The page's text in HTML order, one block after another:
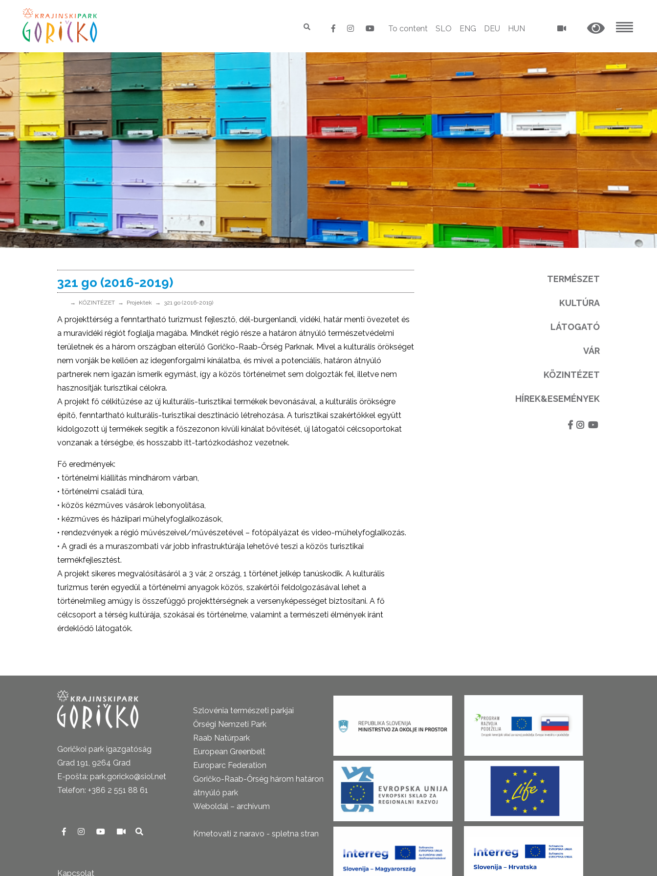
To content SLO ENG DEU HUN
321 go (2016-2019)
KÖZINTÉZET Projektek 321 go (2016-2019)
A projekttérség a fenntartható turizmust fejlesztő, dél-burgenlandi, vidéki, határ menti övezetet és
a muravidéki régiót foglalja magába. Mindkét régió része a határon átnyúló természetvédelmi
területnek és a három országban elterülő Goričko-Raab-Őrség Parknak. Mivel a kulturális örökséget
nem vonják be kellően az idegenforgalmi kínálatba, és mivel a potenciális, határon átnyúló
partnerek nem igazán ismerik egymást, így a közös történelmet sem dolgozták fel, illetve nem
hasznosítják turisztikai célokra.
A projekt fő célkitűzése az új kulturális-turisztikai termékek bevonásával, a kulturális örökségre
építő, fenntartható kulturális-turisztikai desztináció létrehozása. A turisztikai szakértőkkel együtt
kidolgozott új termékek segítik a főszezonon kívüli kínálat bővítését, új látogatói célcsoportokat
vonzanak a térségbe, és hosszabb itt-tartózkodáshoz vezetnek.
Fő eredmények:
• történelmi kiállítás mindhárom várban,
• történelmi családi túra,
• közös kézműves vásárok lebonyolítása,
• kézműves és háziipari műhelyfoglalkozások,
• rendezvények a régió művészeivel/művészetével – fotópályázat és video-műhelyfoglalkozás.
• A gradi és a muraszombati vár jobb infrastruktúrája lehetővé teszi a közös turisztikai
termékfejlesztést.
A projekt sikeres megvalósításáról a 3 vár, 2 ország, 1 történet jelkép tanúskodik. A kulturális
turizmus terén egyedül a történelmi anyagok közös, szakértői feldolgozásával lehet a
történelmileg amúgy is összefüggő projekttérségnek a versenyképességet biztosítani. A fő
célcsoport a térség kultúrája, szokásai és történelme, valamint a természeti élmények iránt
érdeklődő látogatók.
TERMÉSZET
KULTÚRA
LÁTOGATÓ
VÁR
KÖZINTÉZET
HÍREK&ESEMÉNYEK
Goričkoi park igazgatóság
Grad 191, 9264 Grad
E-pošta: park.goricko@siol.net
Telefon: +386 2 551 88 61
Kapcsolat
Szlovénia természeti parkjai
Őrségi Nemzeti Park
Raab Natúrpark
European Greenbelt
Europarc Federation
Goričko-Raab-Őrség három határon
átnyúló park
Weboldal – archívum
Kmetovati z naravo - spletna stran